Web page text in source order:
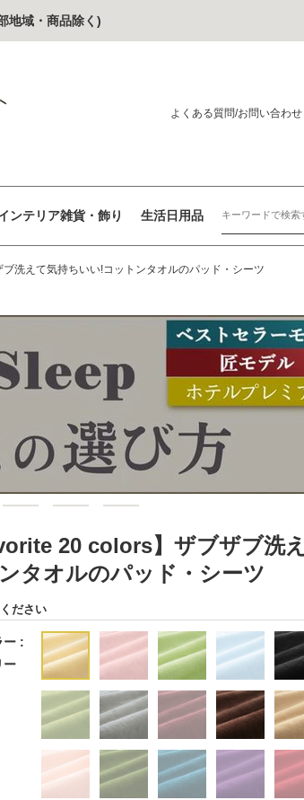
地域・商品除く)
よくある質問/お問い合わせ
ンテリア雑貨・飾り 生活日用品
ブ洗えて気持ちいい!コットンタオルのパッド・シーツ
20 colors】ザブザブ洗
タオルのパッド・シーツ
ださい
ー :
ー